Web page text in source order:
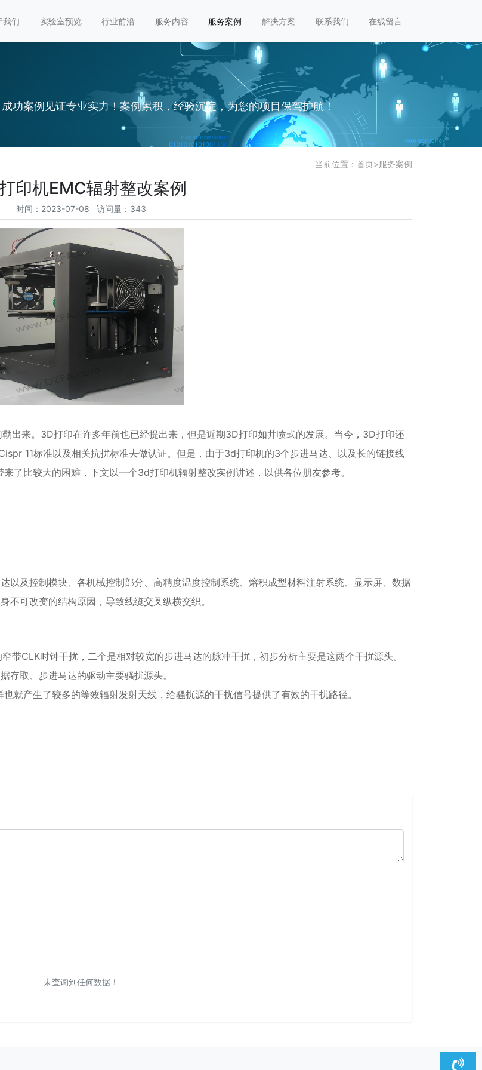
我们 实验室预览 行业前沿 服务内容 服务案例 解决方案 联系我们 在线留言
功案例见证专业实力！案例累积，经验沉淀，为您的项目保驾护航！
当前位置： 首页>服务案例
印机EMC辐射整改案例
时间：2023-07-08 访问量：343
出来。3D打印在许多年前也已经提出来，但是近期3D打印如井喷式的发展。当今，3D打印还
11标准以及相关抗扰标准去做认证。但是，由于3d打印机的3个步进马达、以及长的链接线
了比较大的困难，下文以一个3d打印机辐射整改实例讲述，以供各位朋友参考。
以及控制模块、各机械控制部分、高精度温度控制系统、熔积成型材料注射系统、显示屏、数据
可改变的结构原因，导致线缆交叉纵横交织。
带CLK时钟干扰，二个是相对较宽的步进马达的脉冲干扰，初步分析主要是这两个干扰源头。
取、步进马达的驱动主要骚扰源头。
就产生了较多的等效辐射发射天线，给骚扰源的干扰信号提供了有效的干扰路径。
未查询到任何数据！